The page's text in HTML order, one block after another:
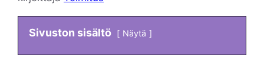
Sivuston sisältö Näytä